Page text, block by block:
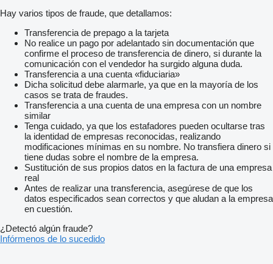
Hay varios tipos de fraude, que detallamos:
Transferencia de prepago a la tarjeta
No realice un pago por adelantado sin documentación que
confirme el proceso de transferencia de dinero, si durante la
comunicación con el vendedor ha surgido alguna duda.
Transferencia a una cuenta «fiduciaria»
Dicha solicitud debe alarmarle, ya que en la mayoría de los
casos se trata de fraudes.
Transferencia a una cuenta de una empresa con un nombre
similar
Tenga cuidado, ya que los estafadores pueden ocultarse tras
la identidad de empresas reconocidas, realizando
modificaciones mínimas en su nombre. No transfiera dinero si
tiene dudas sobre el nombre de la empresa.
Sustitución de sus propios datos en la factura de una empresa
real
Antes de realizar una transferencia, asegúrese de que los
datos especificados sean correctos y que aludan a la empresa
en cuestión.
¿Detectó algún fraude?
Infórmenos de lo sucedido